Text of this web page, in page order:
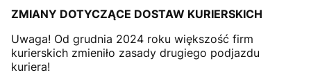
ZMIANY DOTYCZĄCE DOSTAW KURIERSKICH
Uwaga! Od grudnia 2024 roku większość firm
kurierskich zmieniło zasady drugiego podjazdu
kuriera!